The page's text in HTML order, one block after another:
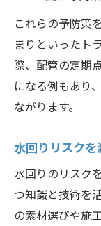
これらの予防策
まりといったト
際、配管の定期
になる例もあり
ながります。
水回りリスク
水回りのリスク
つ知識と技術を
の素材選びや施